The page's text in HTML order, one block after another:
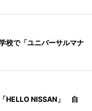
校で「ユニバーサルマナ
HELLO NISSAN」 自